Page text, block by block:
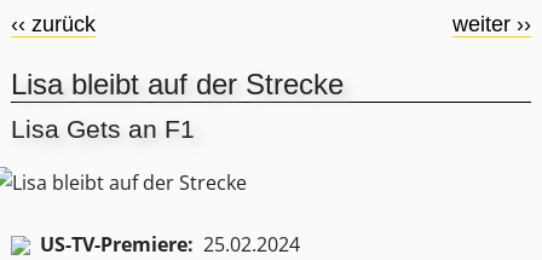
‹‹ zurück weiter ››
Lisa bleibt auf der Strecke
Lisa Gets an F1
US-TV-Premiere: 25.02.2024